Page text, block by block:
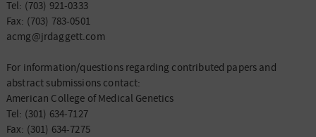
Tel: (703) 921-0333
Fax: (703) 783-0501
acmg@jrdaggett.com
For information/questions regarding contributed papers and
abstract submissions contact:
American College of Medical Genetics
Tel: (301) 634-7127
Fax: (301) 634-7275